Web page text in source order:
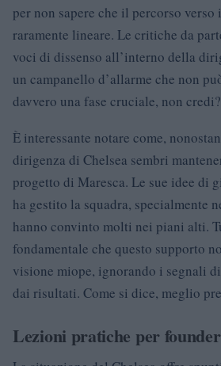
per non sapere che il percorso verso
raramente lineare. Le critiche da
voci di dissenso all’interno della
un campanello d’allarme che non
davvero una fase cruciale, non credi?
È interessante notare come,
dirigenza di Chelsea sembri
progetto di Maresca. Le sue idee di
ha gestito la squadra, specialmente
hanno convinto molti nei piani alti.
fondamentale che questo supporto
visione miope, ignorando i segnali
dai risultati. Come si dice, meglio
Lezioni pratiche per